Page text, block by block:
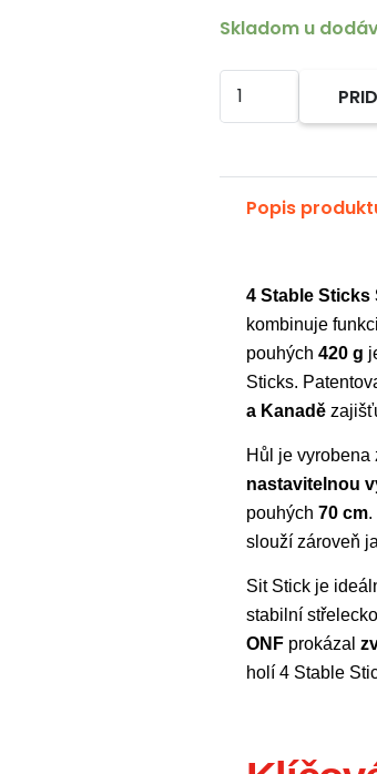
Skladom u
množstvo
střelecká
Stick
Alternative:
Popis
4 Stable Sticks
kombinuje
pouhých 420 g
Sticks.
a Kanadě
Hůl je vyrobena
nastavitelnou
pouhých 70 cm.
slouží zároveň
Sit Stick je
stabilní
ONF prokázal
holí 4 Stable